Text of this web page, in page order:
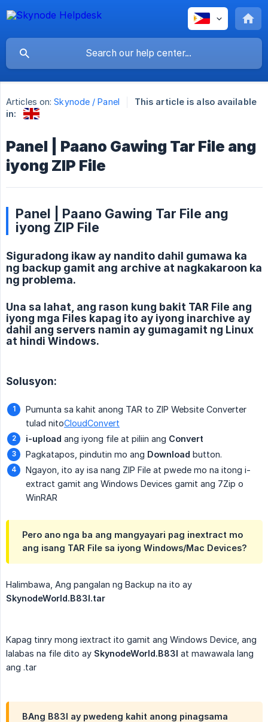
Articles on: Skynode / Panel
This article is also available
in:
Panel | Paano Gawing Tar File ang
iyong ZIP File
Panel | Paano Gawing Tar File ang
iyong ZIP File
Siguradong ikaw ay nandito dahil gumawa ka
ng backup gamit ang archive at nagkakaroon ka
ng problema.
Una sa lahat, ang rason kung bakit TAR File ang
iyong mga Files kapag ito ay iyong inarchive ay
dahil ang servers namin ay gumagamit ng Linux
at hindi Windows.
Solusyon:
Pumunta sa kahit anong TAR to ZIP Website Converter
tulad nitoCloudConvert
i-upload ang iyong file at piliin ang Convert
Pagkatapos, pindutin mo ang Download button.
Ngayon, ito ay isa nang ZIP File at pwede mo na itong i-
extract gamit ang Windows Devices gamit ang 7Zip o
WinRAR
Pero ano nga ba ang mangyayari pag inextract mo
ang isang TAR File sa iyong Windows/Mac Devices?
Halimbawa, Ang pangalan ng Backup na ito ay
SkynodeWorld.B83l.tar
Kapag tinry mong iextract ito gamit ang Windows Device, ang
lalabas na file dito ay SkynodeWorld.B83l at mawawala lang
ang .tar
BAng B83I ay pwedeng kahit anong pinagsama